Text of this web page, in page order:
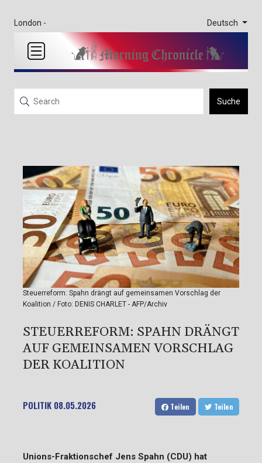
London - Deutsch
Suche
Steuerreform: Spahn drängt auf gemeinsamen Vorschlag der
Koalition / Foto: DENIS CHARLET - AFP/Archiv
STEUERREFORM: SPAHN DRÄNGT
AUF GEMEINSAMEN VORSCHLAG
DER KOALITION
POLITIK 08.05.2026 Teilen Teilen
Unions-Fraktionschef Jens Spahn (CDU) hat